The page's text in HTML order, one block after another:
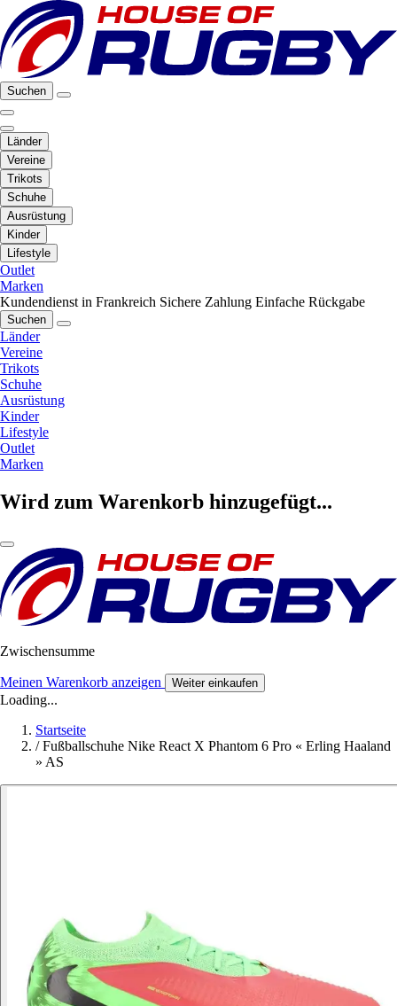
Suchen
Länder
Vereine
Trikots
Schuhe
Ausrüstung
Kinder
Lifestyle
Outlet
Marken
Kundendienst in Frankreich Sichere Zahlung Einfache Rückgabe
Suchen
Länder
Vereine
Trikots
Schuhe
Ausrüstung
Kinder
Lifestyle
Outlet
Marken
Wird zum Warenkorb hinzugefügt...
Zwischensumme
Meinen Warenkorb anzeigen Weiter einkaufen
Loading...
Startseite
/ Fußballschuhe Nike React X Phantom 6 Pro « Erling Haaland
» AS